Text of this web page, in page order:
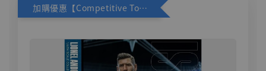
加購優惠【Competitive Toys 梅西 [CM001]】